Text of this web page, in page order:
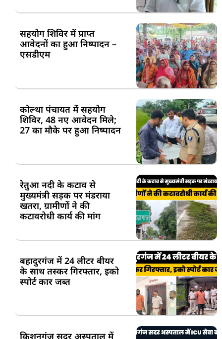
सहयोग शिविर में प्राप्त
आवेदनों का हुआ निष्पादन –
एसडीएम
कोल्था पंचायत में सहयोग
शिविर, 48 नए आवेदन मिले;
27 का मौके पर हुआ निष्पादन
रेतुआ नदी के कटाव से
मुख्यमंत्री सड़क पर मंडराया
खतरा, ग्रामीणों ने की
कटावरोधी कार्य की मांग
बहादुरगंज में 24 लीटर बीयर
के साथ तस्कर गिरफ्तार, इको
स्पोर्ट कार जब्त
किशनगंज सदर अस्पताल में